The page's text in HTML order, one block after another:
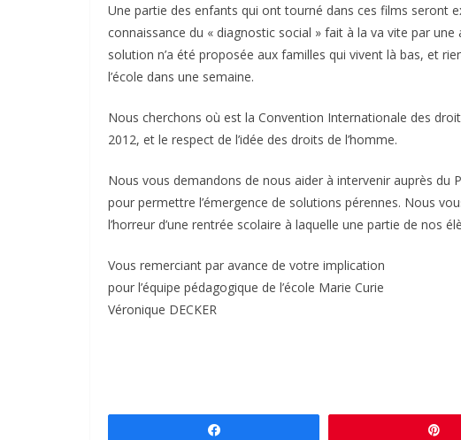
Une partie des enfants qui ont tourné dans ces films seront
connaissance du « diagnostic social » fait à la va vite par
solution n’a été proposée aux familles qui vivent là bas, et
l’école dans une semaine.
Nous cherchons où est la Convention Internationale des
2012, et le respect de l’idée des droits de l’homme.
Nous vous demandons de nous aider à intervenir auprès du
pour permettre l’émergence de solutions pérennes. Nous
l’horreur d’une rentrée scolaire à laquelle une partie de nos
Vous remerciant par avance de votre implication
pour l’équipe pédagogique de l’école Marie Curie
Véronique DECKER